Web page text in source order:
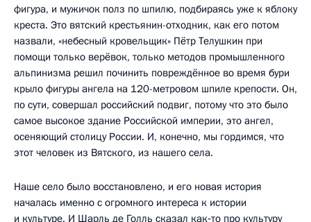
фигура, и мужичок полз по шпилю, подбираясь уже к яблоку
креста. Это вятский крестьянин-отходник, как его потом
назвали, «небесный кровельщик» Пётр Телушкин при
помощи только верёвок, только методов промышленного
альпинизма решил починить повреждённое во время бури
крыло фигуры ангела на 120-метровом шпиле крепости. Он,
по сути, совершал российский подвиг, потому что это было
самое высокое здание Российской империи, это ангел,
осеняющий столицу России. И, конечно, мы гордимся, что
этот человек из Вятского, из нашего села.
Наше село было восстановлено, и его новая история
началась именно с огромного интереса к истории
и культуре. И Шарль де Голль сказал как‑то про культуру